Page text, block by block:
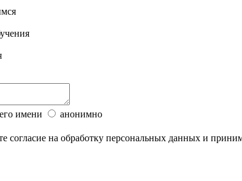
имени анонимно
согласие на обработку персональных данных и